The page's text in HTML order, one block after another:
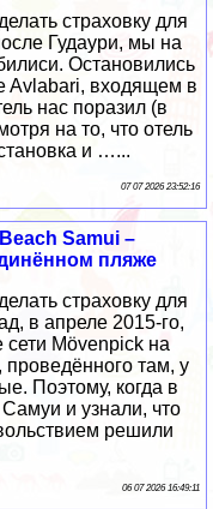
страховку для
Гудаури, мы на
Остановились
Avlabari, входящем в
нас поразил (в
на то, что отель
и …...
07 07 2026 23:52:16
Samui –
пляже
страховку для
в апреле 2015-го,
Mövenpick на
проведённого там, у
Поэтому, когда в
и узнали, что
решили
06 07 2026 16:49:11